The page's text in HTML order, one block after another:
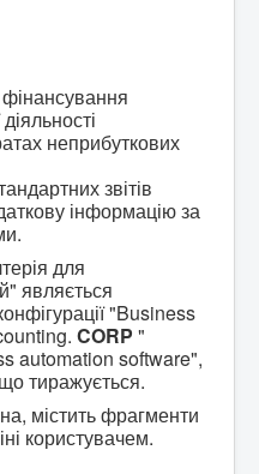
неприбуткових
звітів
інформацію за
для
являється
"Business
CORP "
automation software",
тиражується.
містить фрагменти
користувачем.